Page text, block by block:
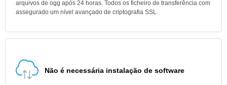
arquivos de ogg após 24 horas. Todos os ficheiro de transferência com
assegurado um nível avançado de criptografia SSL.
Não é necessária instalação de software